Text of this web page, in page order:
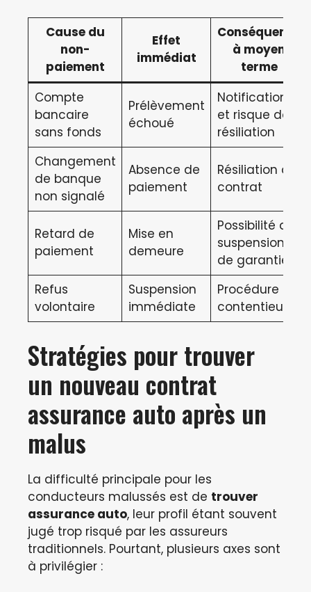
Cause du
non-
paiement
Effet
immédiat
Conséquence
à moyen
terme
Compte
bancaire
sans fonds
Prélèvement
échoué
Notification
et risque de
résiliation
Changement
de banque
non signalé
Absence de
paiement
Résiliation du
contrat
Retard de
paiement
Mise en
demeure
Possibilité de
suspension
de garanties
Refus
volontaire
Suspension
immédiate
Procédure
contentieuse
Stratégies pour trouver
un nouveau contrat
assurance auto après un
malus
La difficulté principale pour les
conducteurs malussés est de trouver
assurance auto, leur profil étant souvent
jugé trop risqué par les assureurs
traditionnels. Pourtant, plusieurs axes sont
à privilégier :